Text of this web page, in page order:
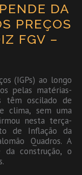
DA
PREÇOS
FGV –
(IGPs) ao longo
pelas matérias-
têm oscilado de
clima, sem uma
nesta terça-
de Inflação da
Quadros. A
construção, o